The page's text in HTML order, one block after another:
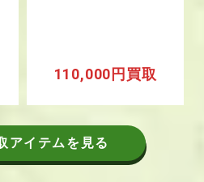
110,000円買取
アイテムを見る